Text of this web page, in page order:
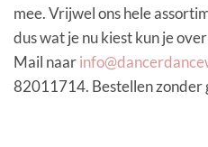
mee. Vrijwel ons hele
dus wat je nu kiest kun je
Mail naar
82011714. Bestellen zonder